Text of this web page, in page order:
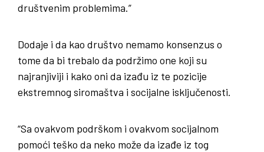
društvenim problemima.”
Dodaje i da kao društvo nemamo konsenzus o
tome da bi trebalo da podržimo one koji su
najranjiviji i kako oni da izađu iz te pozicije
ekstremnog siromaštva i socijalne isključenosti.
“Sa ovakvom podrškom i ovakvom socijalnom
pomoći teško da neko može da izađe iz tog